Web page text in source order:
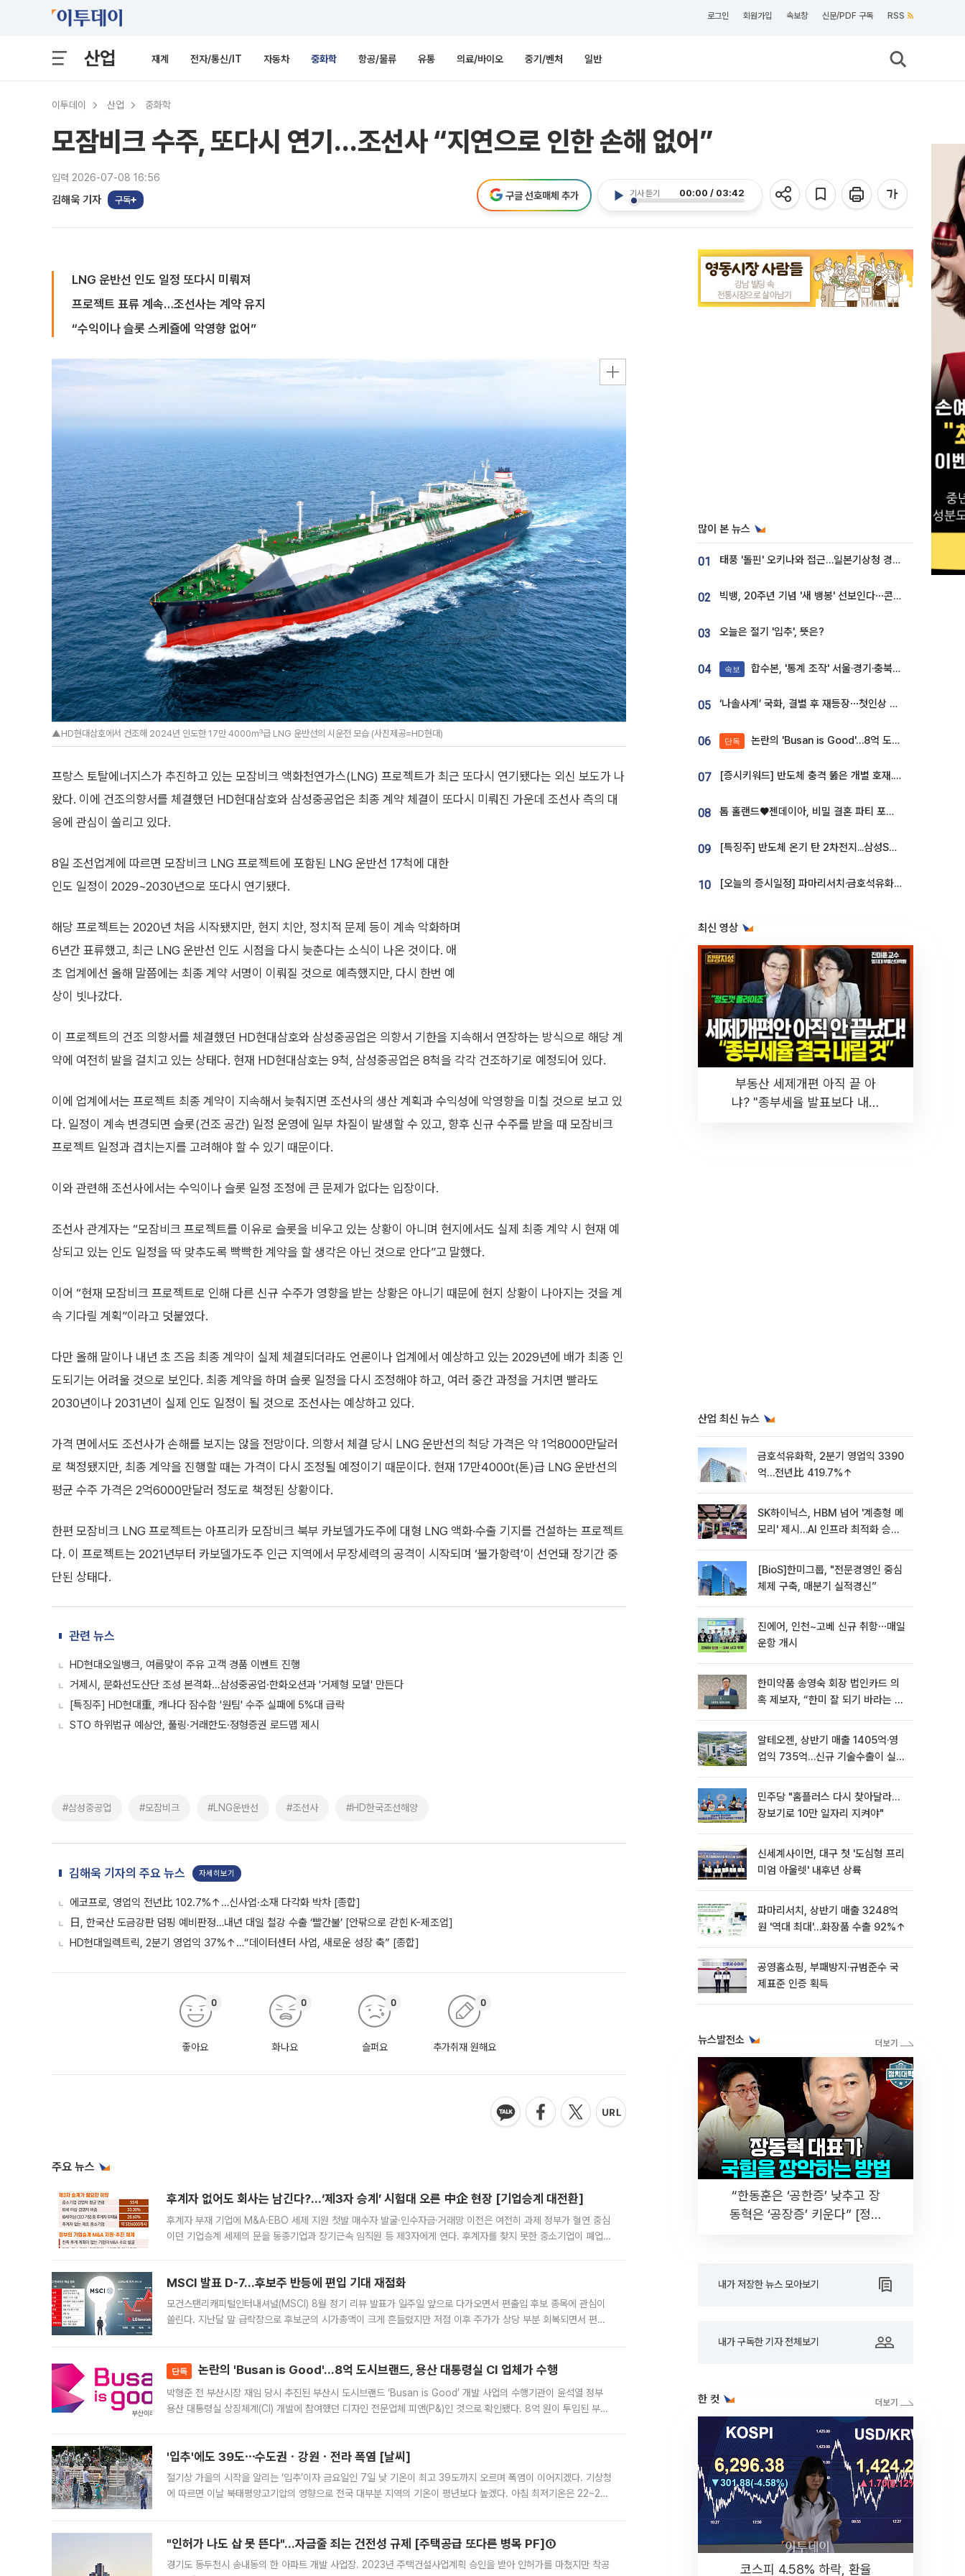
로그인 회원가입 속보창 신문/PDF 구독 RSS
산업 재계 전자/통신/IT 자동차 중화학 항공/물류 유통 의료/바이오 중기/벤처 일반
이투데이 산업 중화학
모잠비크 수주, 또다시 연기…조선사 “지연으로 인한 손해 없어”
입력 2026-07-08 16:56
김해욱 기자 구독
기사 듣기 00:00 / 03:42
구글 선호매체 추가
LNG 운반선 인도 일정 또다시 미뤄져
프로젝트 표류 계속…조선사는 계약 유지
“수익이나 슬롯 스케쥴에 악영향 없어”
▲HD현대삼호에서 건조해 2024년 인도한 17만 4000㎥급 LNG 운반선의 시운전 모습 (사진제공=HD현대)
프랑스 토탈에너지스가 추진하고 있는 모잠비크 액화천연가스(LNG) 프로젝트가 최근 또다시 연기됐다는 외신 보도가 나
왔다. 이에 건조의향서를 체결했던 HD현대삼호와 삼성중공업은 최종 계약 체결이 또다시 미뤄진 가운데 조선사 측의 대
응에 관심이 쏠리고 있다.
8일 조선업계에 따르면 모잠비크 LNG 프로젝트에 포함된 LNG 운반선 17척에 대한
인도 일정이 2029~2030년으로 또다시 연기됐다.
해당 프로젝트는 2020년 처음 시작됐지만, 현지 치안, 정치적 문제 등이 계속 악화하며
6년간 표류했고, 최근 LNG 운반선 인도 시점을 다시 늦춘다는 소식이 나온 것이다. 애
초 업계에선 올해 말쯤에는 최종 계약 서명이 이뤄질 것으로 예측했지만, 다시 한번 예
상이 빗나갔다.
이 프로젝트의 건조 의향서를 체결했던 HD현대삼호와 삼성중공업은 의향서 기한을 지속해서 연장하는 방식으로 해당 계
약에 여전히 발을 걸치고 있는 상태다. 현재 HD현대삼호는 9척, 삼성중공업은 8척을 각각 건조하기로 예정되어 있다.
이에 업계에서는 프로젝트 최종 계약이 지속해서 늦춰지면 조선사의 생산 계획과 수익성에 악영향을 미칠 것으로 보고 있
다. 일정이 계속 변경되면 슬롯(건조 공간) 일정 운영에 일부 차질이 발생할 수 있고, 향후 신규 수주를 받을 때 모잠비크
프로젝트 일정과 겹치는지를 고려해야 할 수 있기 때문이다.
이와 관련해 조선사에서는 수익이나 슬롯 일정 조정에 큰 문제가 없다는 입장이다.
조선사 관계자는 “모잠비크 프로젝트를 이유로 슬롯을 비우고 있는 상황이 아니며 현지에서도 실제 최종 계약 시 현재 예
상되고 있는 인도 일정을 딱 맞추도록 빡빡한 계약을 할 생각은 아닌 것으로 안다”고 말했다.
이어 “현재 모잠비크 프로젝트로 인해 다른 신규 수주가 영향을 받는 상황은 아니기 때문에 현지 상황이 나아지는 것을 계
속 기다릴 계획”이라고 덧붙였다.
다만 올해 말이나 내년 초 즈음 최종 계약이 실제 체결되더라도 언론이나 업계에서 예상하고 있는 2029년에 배가 최종 인
도되기는 어려울 것으로 보인다. 최종 계약을 하며 슬롯 일정을 다시 조정해야 하고, 여러 중간 과정을 거치면 빨라도
2030년이나 2031년이 실제 인도 일정이 될 것으로 조선사는 예상하고 있다.
가격 면에서도 조선사가 손해를 보지는 않을 전망이다. 의향서 체결 당시 LNG 운반선의 척당 가격은 약 1억8000만달러
로 책정됐지만, 최종 계약을 진행할 때는 가격이 다시 조정될 예정이기 때문이다. 현재 17만4000t(톤)급 LNG 운반선의
평균 수주 가격은 2억6000만달러 정도로 책정된 상황이다.
한편 모잠비크 LNG 프로젝트는 아프리카 모잠비크 북부 카보델가도주에 대형 LNG 액화·수출 기지를 건설하는 프로젝트
다. 이 프로젝트는 2021년부터 카보델가도주 인근 지역에서 무장세력의 공격이 시작되며 ‘불가항력’이 선언돼 장기간 중
단된 상태다.
관련 뉴스
HD현대오일뱅크, 여름맞이 주유 고객 경품 이벤트 진행
거제시, 문화선도산단 조성 본격화…삼성중공업·한화오션과 '거제형 모델' 만든다
[특징주] HD현대重, 캐나다 잠수함 '원팀' 수주 실패에 5%대 급락
STO 하위법규 예상안, 풀링·거래한도·정형증권 로드맵 제시
#삼성중공업 #모잠비크 #LNG운반선 #조선사 #HD한국조선해양
김해욱 기자의 주요 뉴스 자세히보기
에코프로, 영업익 전년比 102.7%↑…신사업·소재 다각화 박차 [종합]
日, 한국산 도금강판 덤핑 예비판정…내년 대일 철강 수출 ‘빨간불’ [안팎으로 갇힌 K-제조업]
HD현대일렉트릭, 2분기 영업익 37%↑…“데이터센터 사업, 새로운 성장 축” [종합]
좋아요
0
화나요
0
슬퍼요
0
추가취재 원해요
0
주요 뉴스
후계자 없어도 회사는 남긴다?…‘제3자 승계’ 시험대 오른 中企 현장 [기업승계 대전환]
후계자 부재 기업에 M&A·EBO 세제 지원 첫발 매수자 발굴·인수자금·거래망 이전은 여전히 과제 정부가 혈연 중심
이던 기업승계 세제의 문을 동종기업과 장기근속 임직원 등 제3자에게 연다. 후계자를 찾지 못한 중소기업이 폐업
MSCI 발표 D-7…후보주 반등에 편입 기대 재점화
모건스탠리캐피털인터내셔널(MSCI) 8월 정기 리뷰 발표가 일주일 앞으로 다가오면서 편출입 후보 종목에 관심이
쏠린다. 지난달 말 급락장으로 후보군의 시가총액이 크게 흔들렸지만 저점 이후 주가가 상당 부분 회복되면서 편입
단독 논란의 'Busan is Good'…8억 도시브랜드, 용산 대통령실 CI 업체가 수행
박형준 전 부산시장 재임 당시 추진된 부산시 도시브랜드 ‘Busan is Good’ 개발 사업의 수행기관이 윤석열 정부
용산 대통령실 상징체계(CI) 개발에 참여했던 디자인 전문업체 피앤(P&)인 것으로 확인됐다. 8억 원이 투입된 부산
'입추'에도 39도⋯수도권ㆍ강원ㆍ전라 폭염 [날씨]
절기상 가을의 시작을 알리는 ‘입추’이자 금요일인 7일 낮 기온이 최고 39도까지 오르며 폭염이 이어지겠다. 기상청
에 따르면 이날 북태평양고기압의 영향으로 전국 대부분 지역의 기온이 평년보다 높겠다. 아침 최저기온은 22~27
"인허가 나도 삽 못 뜬다"…자금줄 죄는 건전성 규제 [주택공급 또다른 병목 PF]①
경기도 동두천시 송내동의 한 아파트 개발 사업장. 2023년 주택건설사업계획 승인을 받아 인허가를 마쳤지만 착공
많이 본 뉴스
01 태풍 '돌핀' 오키나와 접근…일본기상청 경로 업데이트
02 빅뱅, 20주년 기념 '새 뱅봉' 선보인다⋯콘서트 앞두고 팝업 개최
03 오늘은 절기 '입추', 뜻은?
04 속보 합수본, '통계 조작' 서울·경기·충북 선관위 등 추가 압수수색
05 ‘나솔사계’ 국화, 결별 후 재등장⋯첫인상 투표 휩쓸고 ‘인기녀’ 등극
06 단독 논란의 'Busan is Good'…8억 도시브랜드, 용산 대통령실 CI 업체가 수행
07 [증시키워드] 반도체 충격 뚫은 개별 호재...포스코퓨처엠·에코프로·한화솔루션 '눈길'
08 톰 홀랜드♥젠데이아, 비밀 결혼 파티 포착⋯호텔 대관비만 9억
09 [특징주] 반도체 온기 탄 2차전지...삼성SDI, 장 초반 7% 넘게 껑충
10 [오늘의 증시일정] 파마리서치·금호석유화학·코오롱인더·상상인증권 등
최신 영상
부동산 세제개편 아직 끝 아
냐? "종부세율 발표보다 내릴
산업 최신 뉴스
금호석유화학, 2분기 영업익 3390
억…전년比 419.7%↑
SK하이닉스, HBM 넘어 '계층형 메
모리' 제시…AI 인프라 최적화 승부
[BioS]한미그룹, "전문경영인 중심
체제 구축, 매분기 실적경신”
진에어, 인천~고베 신규 취항⋯매일
운항 개시
한미약품 송영숙 회장 법인카드 의
혹 제보자, “한미 잘 되기 바라는 마
알테오젠, 상반기 매출 1405억·영
업익 735억…신규 기술수출이 실적
민주당 "홈플러스 다시 찾아달라…
장보기로 10만 일자리 지켜야"
신세계사이먼, 대구 첫 '도심형 프리
미엄 아울렛' 내후년 상륙
파마리서치, 상반기 매출 3248억
원 '역대 최대'…화장품 수출 92%↑
공영홈쇼핑, 부패방지·규범준수 국
제표준 인증 획득
뉴스발전소
“한동훈은 ‘공한증’ 낮추고 장
동혁은 ‘공장증’ 키운다” [정치
내가 저장한 뉴스 모아보기
내가 구독한 기자 전체보기
한 컷
코스피 4.58% 하락, 환율